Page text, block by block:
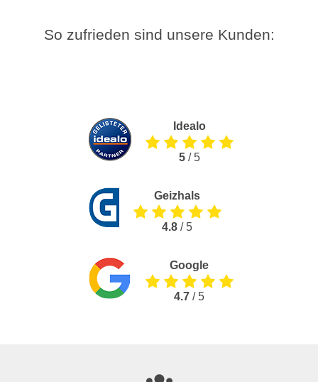
So zufrieden sind unsere Kunden:
Idealo
5/ 5
Geizhals
4.8 / 5
Google
4.7 / 5